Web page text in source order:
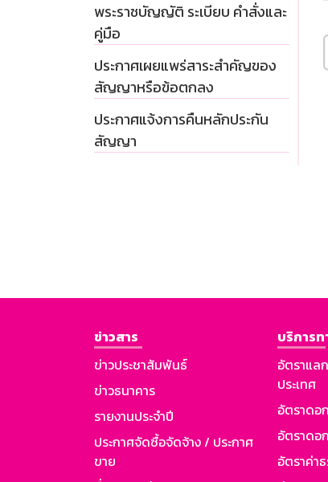
พระราชบัญญัติ ระเบียบ คำสั่งและ
คู่มือ
ประกาศเผยแพร่สาระสำคัญของ
สัญญาหรือข้อตกลง
ประกาศแจ้งการคืนหลักประกัน
สัญญา
ข่าวสาร
ข่าวประชาสัมพันธ์
ข่าวธนาคาร
รายงานประจำปี
ประกาศจัดซื้อจัดจ้าง / ประกาศ
ขาย
บริการท
อัตราแล
ประเทศ
อัตราดอ
อัตราดอ
อัตราค่า